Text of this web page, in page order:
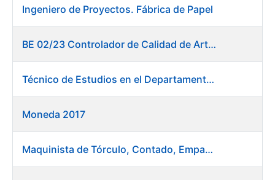
Ingeniero de Proyectos. Fábrica de Papel
BE 02/23 Controlador de Calidad de Artes Gráficas
Técnico de Estudios en el Departamento de Compras
Moneda 2017
Maquinista de Tórculo, Contado, Empaquetado e Inutilización de Moneda